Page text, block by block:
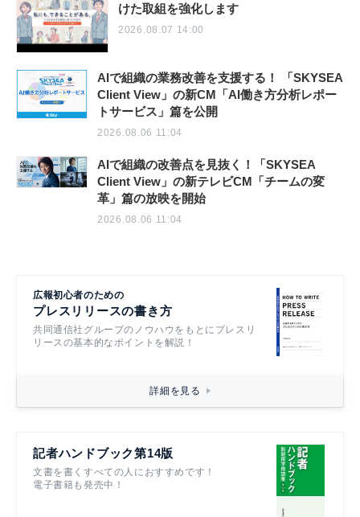
けた取組を強化します
2026.08.07 14:00
AIで組織の業務改善を支援する！ 「SKYSEA
Client View」の新CM「AI働き方分析レポー
トサービス」篇を公開
2026.08.06 11:04
AIで組織の改善点を見抜く！「SKYSEA
Client View」の新テレビCM「チームの変
革」篇の放映を開始
2026.08.06 11:04
広報初心者のための
プレスリリースの書き方
共同通信社グループのノウハウをもとにプレスリ
リースの基本的なポイントを解説！
詳細を見る
記者ハンドブック第14版
文書を書くすべての人におすすめです！
電子書籍も発売中！